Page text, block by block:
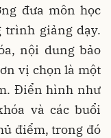
đưa môn học
trình giảng dạy.
nội dung bảo
vị chọn là một
Điển hình như
và các buổi
điểm, trong đó